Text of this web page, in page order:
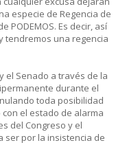
especie de Regencia de
PODEMOS. Es decir, así
tendremos una regencia
el Senado a través de la
durante el
toda posibilidad
el estado de alarma
del Congreso y el
ser por la insistencia de